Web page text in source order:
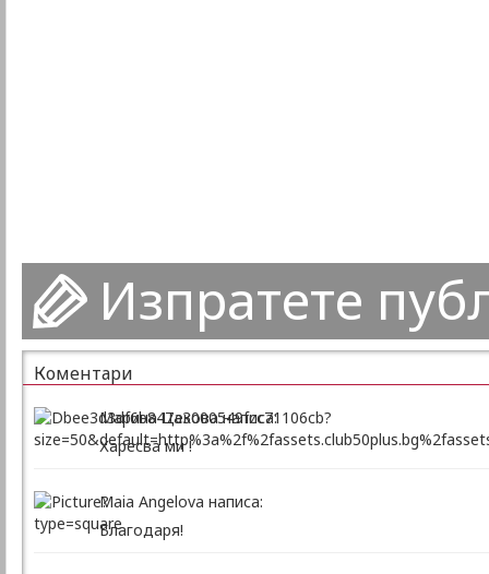
Изпратете
Коментари
Марина Цекова написа:
Харесва ми !
Maia Angelova написа:
Благодаря!